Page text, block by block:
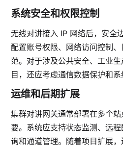
系统安全和权限控制
无线对讲接入 IP 网络后，安全
配置账号权限、网络访问控制
范。对于涉及公共安全、工业
目，还应考虑通信数据保护和系
运维和后期扩展
集群对讲网关通常部署在多个
要。系统应支持状态监测、远
询和通道管理。随着项目扩展